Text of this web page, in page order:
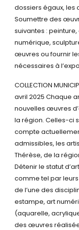
dossiers égaux, les
Soumettre des
suivantes : peinture,
numérique,
œuvres ou fournir
nécessaires à
COLLECTION
avril 2025 Chaque
nouvelles œuvres
la région. Celles-ci
compte
admissibles, les
Thérèse, de la
Détenir le statut
comme tel par
de l’une des
estampe, art
(aquarelle,
des œuvres